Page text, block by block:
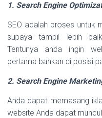
1. Search Engine
SEO adalah proses untuk
supaya tampil lebih
Tentunya anda ingin
pertama bahkan di posisi
2. Search Engine
Anda dapat memasang
website Anda dapat